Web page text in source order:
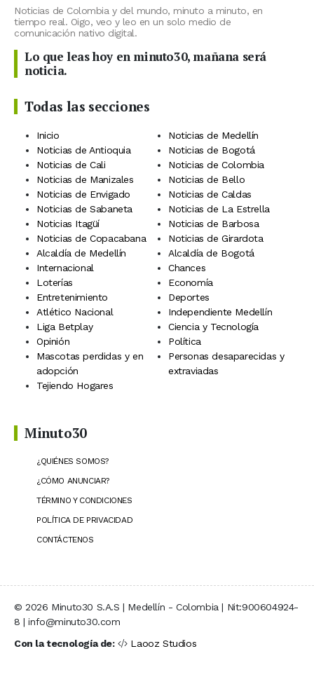
Noticias de Colombia y del mundo, minuto a minuto, en
tiempo real. Oigo, veo y leo en un solo medio de
comunicación nativo digital.
Lo que leas hoy en minuto30, mañana será
noticia.
Todas las secciones
Inicio
Noticias de Medellín
Noticias de Antioquia
Noticias de Bogotá
Noticias de Cali
Noticias de Colombia
Noticias de Manizales
Noticias de Bello
Noticias de Envigado
Noticias de Caldas
Noticias de Sabaneta
Noticias de La Estrella
Noticias Itagüí
Noticias de Barbosa
Noticias de Copacabana
Noticias de Girardota
Alcaldía de Medellín
Alcaldía de Bogotá
Internacional
Chances
Loterías
Economía
Entretenimiento
Deportes
Atlético Nacional
Independiente Medellín
Liga Betplay
Ciencia y Tecnología
Opinión
Política
Mascotas perdidas y en
adopción
Personas desaparecidas y
extraviadas
Tejiendo Hogares
Minuto30
¿QUIÉNES SOMOS?
¿CÓMO ANUNCIAR?
TÉRMINO Y CONDICIONES
POLÍTICA DE PRIVACIDAD
CONTÁCTENOS
© 2026 Minuto30 S.A.S | Medellín - Colombia | Nit:900604924-
8 | info@minuto30.com
Con la tecnología de:
Laooz Studios